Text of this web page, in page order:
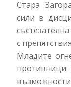
Стара
сили в
с
Младите
противници
възможности